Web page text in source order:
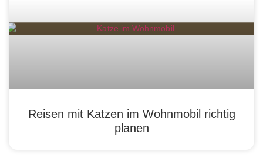
Reisen mit Katzen im Wohnmobil richtig
planen